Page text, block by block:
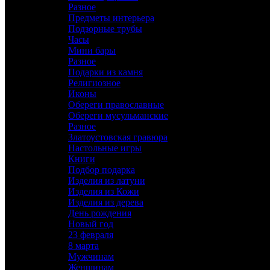
Разное
Предметы интерьера
Подзорные трубы
Часы
Мини бары
Разное
Подарки из камня
Религиозное
Иконы
Обереги православные
Обереги мусульманские
Разное
Златоустовская гравюра
Настольные игры
Книги
Подбор подарка
Изделия из латуни
Изделия из Кожи
Изделия из дерева
День рождения
Новый год
23 февраля
8 марта
Мужчинам
Женщинам